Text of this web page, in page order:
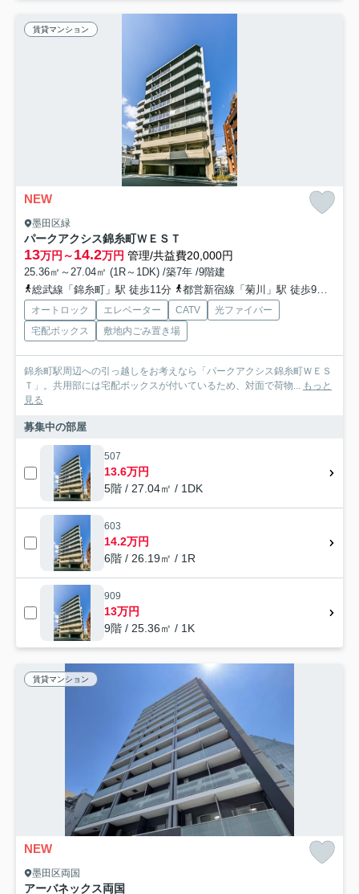
賃貸マンション
NEW
墨田区緑
パークアクシス錦糸町ＷＥＳＴ
13万円～14.2万円 管理/共益費20,000円
25.36㎡～27.04㎡ (1R～1DK) /築7年 /9階建
総武線「錦糸町」駅 徒歩11分
都営新宿線「菊川」駅 徒歩9分
オートロック エレベーター CATV
光ファイバー
宅配ボックス
敷地内ごみ置き場
錦糸町駅周辺への引っ越しをお考えなら「パークアクシス錦糸町ＷＥＳ
Ｔ」。共用部には宅配ボックスが付いているため、対面で荷物... もっと
見る
募集中の部屋
507
13.6万円
5階 / 27.04㎡ / 1DK
603
14.2万円
6階 / 26.19㎡ / 1R
909
13万円
9階 / 25.36㎡ / 1K
賃貸マンション
NEW
墨田区両国
アーバネックス両国